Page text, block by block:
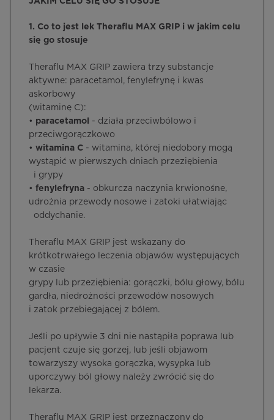
1. Co to jest lek Theraflu MAX GRIP i w jakim celu
się go stosuje
Theraflu MAX GRIP zawiera trzy substancje
aktywne: paracetamol, fenylefrynę i kwas
askorbowy
(witaminę C):
• paracetamol
- działa przeciwbólowo i
przeciwgorączkowo
• witamina C - witamina, której niedobory mogą
wystąpić w pierwszych dniach przeziębienia
i grypy
• fenylefryna - obkurcza naczynia krwionośne,
udrożnia przewody nosowe i zatoki ułatwiając
oddychanie.
Theraflu MAX GRIP jest wskazany do
krótkotrwałego leczenia objawów występujących
w czasie
grypy lub przeziębienia: gorączki, bólu głowy, bólu
gardła, niedrożności przewodów nosowych
i zatok przebiegającej z bólem.
Jeśli po upływie 3 dni nie nastąpiła poprawa lub
pacjent czuje się gorzej, lub jeśli objawom
towarzyszy wysoka gorączka, wysypka lub
uporczywy ból głowy należy zwrócić się do
lekarza.
Theraflu MAX GRIP jest przeznaczony do